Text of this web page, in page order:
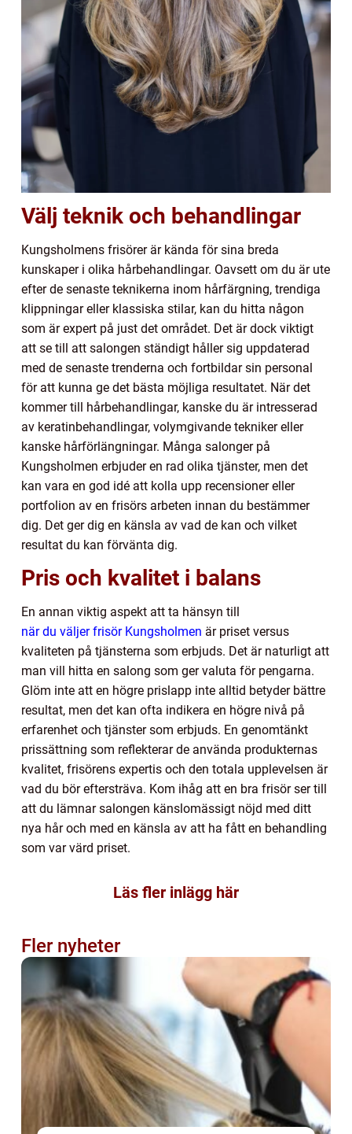
Välj teknik och behandlingar
Kungsholmens frisörer är kända för sina breda
kunskaper i olika hårbehandlingar. Oavsett om du är ute
efter de senaste teknikerna inom hårfärgning, trendiga
klippningar eller klassiska stilar, kan du hitta någon
som är expert på just det området. Det är dock viktigt
att se till att salongen ständigt håller sig uppdaterad
med de senaste trenderna och fortbildar sin personal
för att kunna ge det bästa möjliga resultatet. När det
kommer till hårbehandlingar, kanske du är intresserad
av keratinbehandlingar, volymgivande tekniker eller
kanske hårförlängningar. Många salonger på
Kungsholmen erbjuder en rad olika tjänster, men det
kan vara en god idé att kolla upp recensioner eller
portfolion av en frisörs arbeten innan du bestämmer
dig. Det ger dig en känsla av vad de kan och vilket
resultat du kan förvänta dig.
Pris och kvalitet i balans
En annan viktig aspekt att ta hänsyn till
när du väljer frisör Kungsholmen är priset versus
kvaliteten på tjänsterna som erbjuds. Det är naturligt att
man vill hitta en salong som ger valuta för pengarna.
Glöm inte att en högre prislapp inte alltid betyder bättre
resultat, men det kan ofta indikera en högre nivå på
erfarenhet och tjänster som erbjuds. En genomtänkt
prissättning som reflekterar de använda produkternas
kvalitet, frisörens expertis och den totala upplevelsen är
vad du bör eftersträva. Kom ihåg att en bra frisör ser till
att du lämnar salongen känslomässigt nöjd med ditt
nya hår och med en känsla av att ha fått en behandling
som var värd priset.
Läs fler inlägg här
Fler nyheter